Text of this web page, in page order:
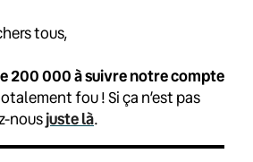
tous,
200 000 à suivre notre compte
fou ! Si ça n’est pas
nousjuste là.